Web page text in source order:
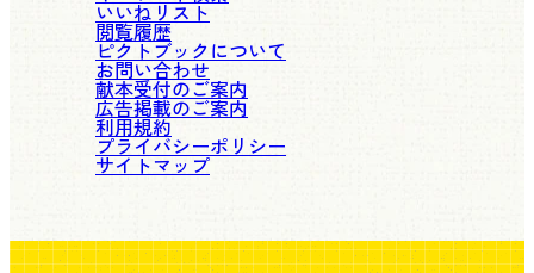
いいねリスト
閲覧履歴
ピクトブックについて
お問い合わせ
献本受付のご案内
広告掲載のご案内
利用規約
プライバシーポリシー
サイトマップ